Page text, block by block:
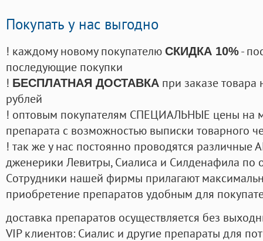
Покупать у нас выгодно
! каждому новому покупателю СКИДКА 10%-
последующие покупки
! БЕСПЛАТНАЯ ДОСТАВКА при заказе
рублей
! оптовым покупателям СПЕЦИАЛЬНЫЕ цены на
препарата с возможностью выписки товарного
! так же у нас постоянно проводятся
дженерики Левитры, Сиалиса и Силденафила по
Cотрудники нашей фирмы прилагают
приобретение препаратов удобным для
доставка препаратов осуществляется без
VIP клиентов: Сиалис и другие препараты для